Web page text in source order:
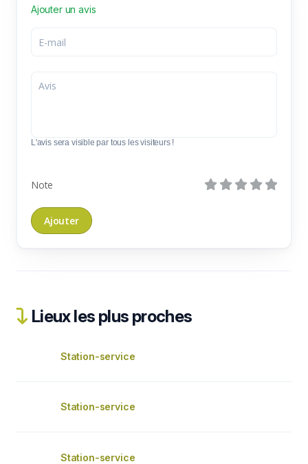
Ajouter un avis
L'avis sera visible par tous les visiteurs !
Note
Lieux les plus proches
Station-service
Station-service
Station-service